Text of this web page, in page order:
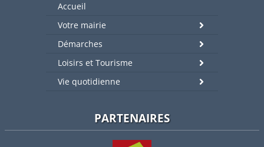
Accueil
Votre mairie
Démarches
Loisirs et Tourisme
Vie quotidienne
PARTENAIRES